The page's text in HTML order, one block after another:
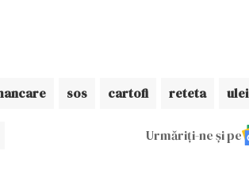
sos cartofi reteta ulei
Urmăriți-ne și pe